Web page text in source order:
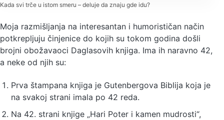
Kada svi trče u istom smeru – deluje da znaju gde idu?
Moja razmišljanja na interesantan i humorističan način
potkrepljuju činjenice do kojih su tokom godina došli
brojni obožavaoci Daglasovih knjiga. Ima ih naravno 42,
a neke od njih su:
Prva štampana knjiga je Gutenbergova Biblija koja je
na svakoj strani imala po 42 reda.
Na 42. strani knjige „Hari Poter i kamen mudrosti“,